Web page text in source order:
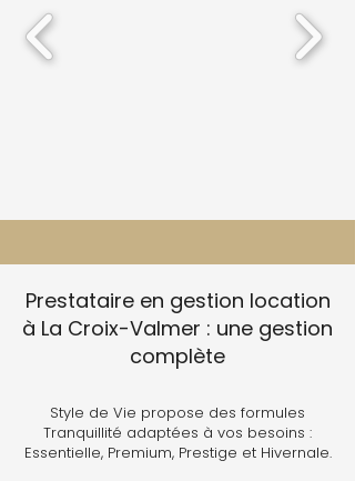
Prestataire en gestion location
à La Croix-Valmer : une gestion
complète
Style de Vie propose des formules
Tranquillité adaptées à vos besoins :
Essentielle, Premium, Prestige et Hivernale.